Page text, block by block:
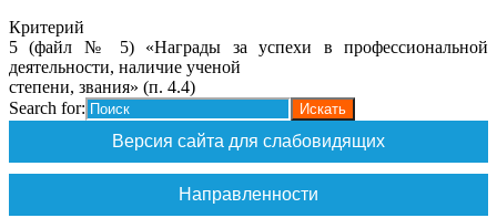
Критерий
5 (файл № 5) «Награды за успехи в профессиональной
деятельности, наличие ученой
степени, звания» (п. 4.4)
Search for:
Версия сайта для слабовидящих
Направленности